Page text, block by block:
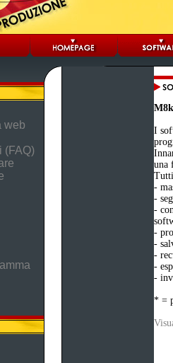
web
(FAQ)
I
una
-
-
-
-
-
-
-
-
* =